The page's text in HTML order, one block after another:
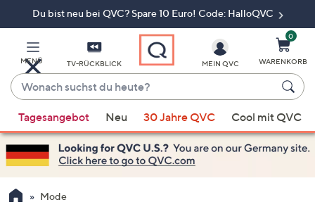
Du bist neu bei QVC? Spare 10 Euro! Code: HalloQVC
MENÜ TV-RÜCKBLICK
Wonach
suchst
du
heute?
Vorschläge
verfügbar
sind,
verwenden
Sie
MEIN QVC
0
WARENKORB
Tagesangebot Neu 30 Jahre QVC Cool mit QVC
Mode